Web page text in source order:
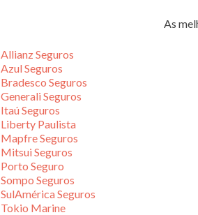
As
Allianz Seguros
Azul Seguros
Bradesco Seguros
Generali Seguros
Itaú Seguros
Liberty Paulista
Mapfre Seguros
Mitsui Seguros
Porto Seguro
Sompo Seguros
SulAmérica Seguros
Tokio Marine